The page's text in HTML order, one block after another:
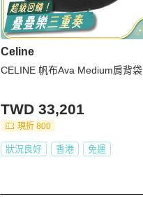
Celine
CELINE 帆布Ava Medium肩背袋
TWD 33,201
現折 800
狀況良好 香港 免運